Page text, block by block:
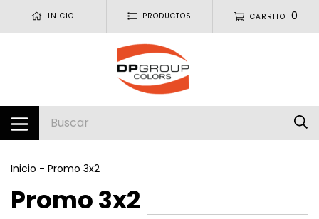
INICIO PRODUCTOS CARRITO 0
Inicio - Promo 3x2
Promo 3x2